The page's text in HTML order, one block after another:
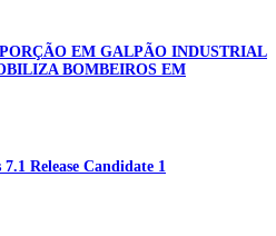
EM GALPÃO INDUSTRIAL
BOMBEIROS EM
Release Candidate 1